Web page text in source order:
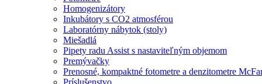
Homogenizátory
Inkubátory s CO2 atmosférou
Laboratórny nábytok (stoly)
Miešadlá
Pipety radu Assist s nastaviteľným objemom
Premývačky
Prenosné, kompaktné fotometre a denzitometre
Príslušenstvo